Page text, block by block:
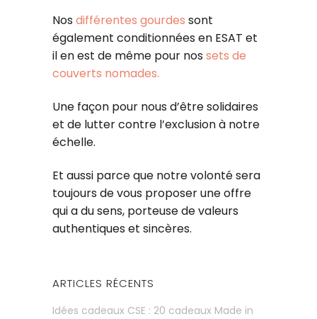
Nos différentes gourdes sont
également conditionnées en ESAT et
il en est de même pour nos sets de
couverts nomades.
Une façon pour nous d’être solidaires
et de lutter contre l’exclusion à notre
échelle.
Et aussi parce que notre volonté sera
toujours de vous proposer une offre
qui a du sens, porteuse de valeurs
authentiques et sincères.
ARTICLES RÉCENTS
Idées cadeaux CSE : 20 cadeaux Made in